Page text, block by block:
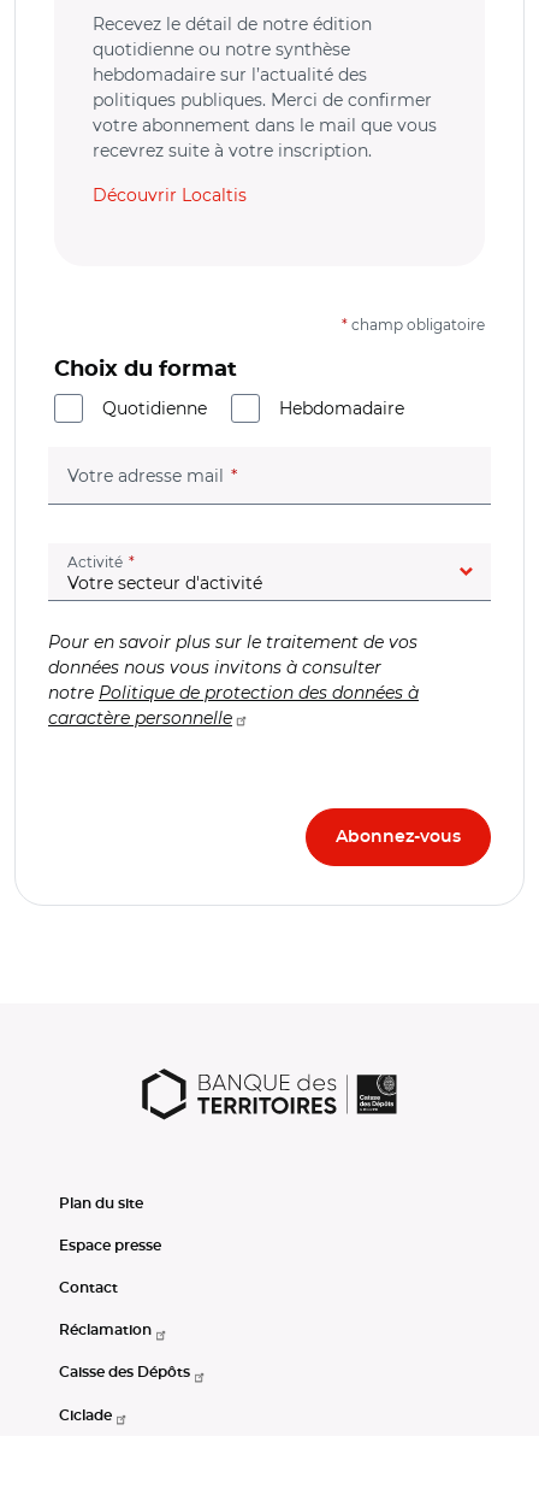
Recevez le détail de notre édition
quotidienne ou notre synthèse
hebdomadaire sur l’actualité des
politiques publiques. Merci de confirmer
votre abonnement dans le mail que vous
recevrez suite à votre inscription.
Découvrir Localtis
* champ obligatoire
Choix du format
Quotidienne
Hebdomadaire
Votre adresse mail (champ obligatoire)
Activité (champ obligatoire)
Pour en savoir plus sur le traitement de vos
données nous vous invitons à consulter
notre Politique de protection des données à
caractère personnelle
Plan du site
Espace presse
Contact
Réclamation
Caisse des Dépôts
Ciclade